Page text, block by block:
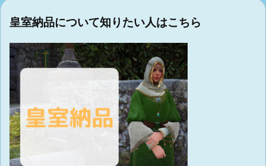
皇室納品について知りたい人はこちら